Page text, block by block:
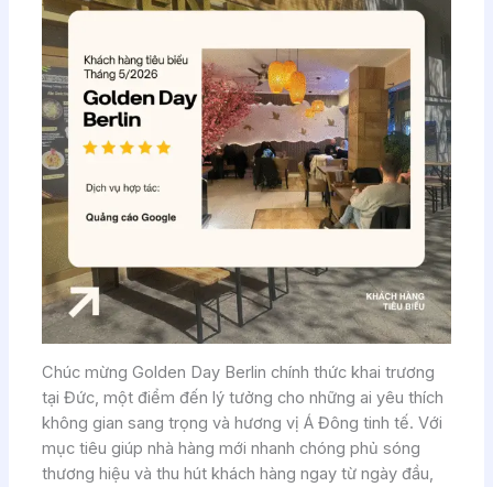
Chúc mừng Golden Day Berlin chính thức khai trương
tại Đức, một điểm đến lý tưởng cho những ai yêu thích
không gian sang trọng và hương vị Á Đông tinh tế. Với
mục tiêu giúp nhà hàng mới nhanh chóng phủ sóng
thương hiệu và thu hút khách hàng ngay từ ngày đầu,